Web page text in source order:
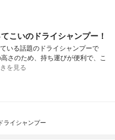
こいのドライシャンプー！
いる話題のドライシャンプーで
さのため、持ち運びが便利で、こ
を見る
ライシャンプー